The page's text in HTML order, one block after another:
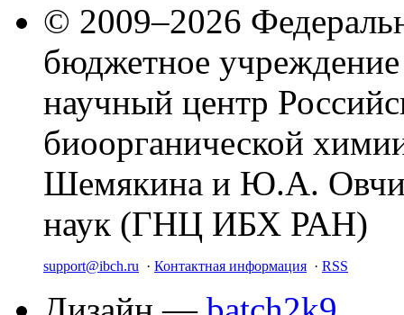
© 2009–2026
бюджетное
научный центр
биоорганической
Шемякина и Ю.А.
наук (ГНЦ ИБХ РАН)
support@ibch.ru · Контактная информация · RSS